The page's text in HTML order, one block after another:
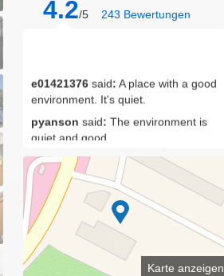
4.2/5 243 Bewertungen
environment. It's quiet.
quiet and good
very good! The boss is very nice! It's
close to the beach! Beautiful scenery!
z
ddt0510
said:The environment is not
bad ~ ~ but I'm tired to death pulling
the suitcase with my friends halfway
up the mountain ~ ~ fortunately, the
Karte anzeigen